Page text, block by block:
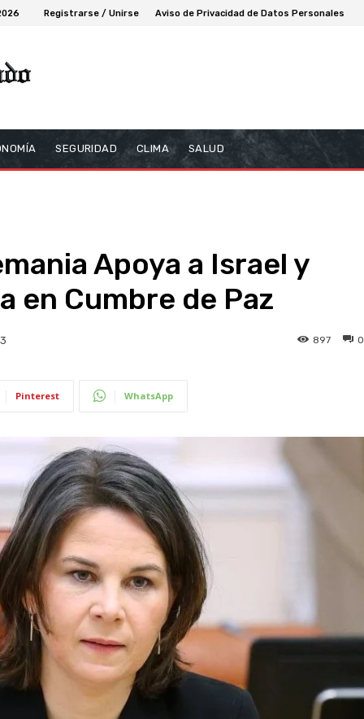
Registrarse / Unirse Aviso de Privacidad de Datos Personales
SEGURIDAD CLIMA SALUD
Apoya a Israel y
en Cumbre de Paz
0
897
Pinterest WhatsApp